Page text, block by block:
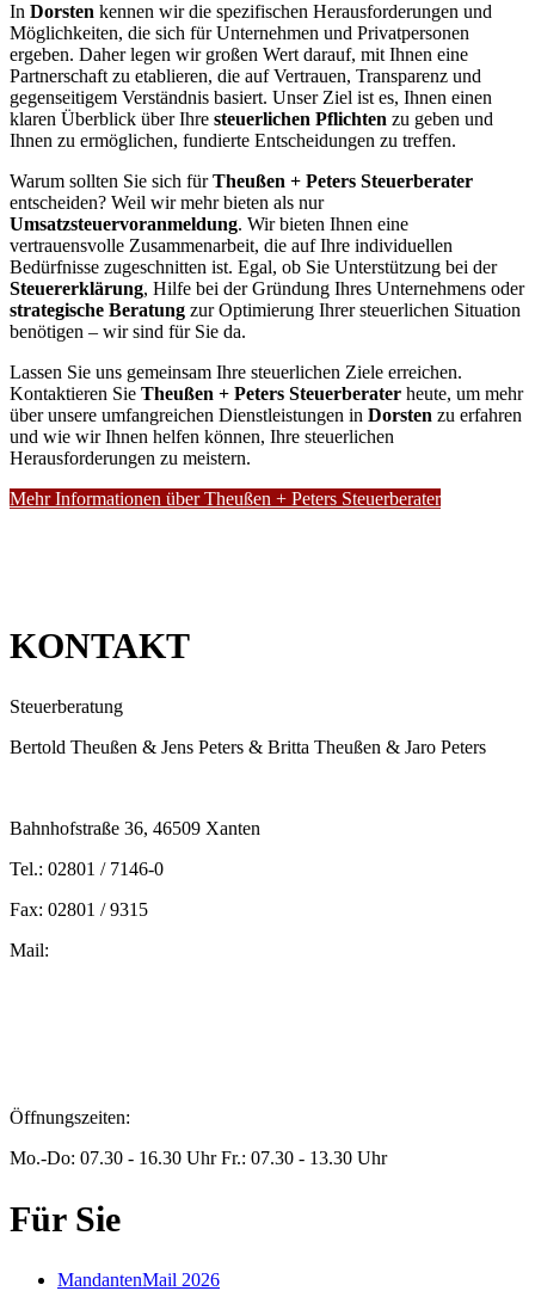
In Dorsten kennen wir die spezifischen Herausforderungen und
Möglichkeiten, die sich für Unternehmen und Privatpersonen
ergeben. Daher legen wir großen Wert darauf, mit Ihnen eine
Partnerschaft zu etablieren, die auf Vertrauen, Transparenz und
gegenseitigem Verständnis basiert. Unser Ziel ist es, Ihnen einen
klaren Überblick über Ihre steuerlichen Pflichten zu geben und
Ihnen zu ermöglichen, fundierte Entscheidungen zu treffen.
Warum sollten Sie sich fürTheußen + Peters Steuerberater
entscheiden? Weil wir mehr bieten als nur
Umsatzsteuervoranmeldung. Wir bieten Ihnen eine
vertrauensvolle Zusammenarbeit, die auf Ihre individuellen
Bedürfnisse zugeschnitten ist. Egal, ob Sie Unterstützung bei der
Steuererklärung, Hilfe bei der Gründung Ihres Unternehmens oder
strategische Beratung zur Optimierung Ihrer steuerlichen Situation
benötigen – wir sind für Sie da.
Lassen Sie uns gemeinsam Ihre steuerlichen Ziele erreichen.
Kontaktieren Sie Theußen + Peters Steuerberater heute, um mehr
über unsere umfangreichen Dienstleistungen in Dorsten zu erfahren
und wie wir Ihnen helfen können, Ihre steuerlichen
Herausforderungen zu meistern.
Mehr Informationen über Theußen + Peters Steuerberater
KONTAKT
Steuerberatung
Bertold Theußen & Jens Peters & Britta Theußen & Jaro Peters
Bahnhofstraße 36, 46509 Xanten
Tel.: 02801 / 7146-0
Fax: 02801 / 9315
Mail:
Öffnungszeiten:
Mo.-Do: 07.30 - 16.30 Uhr Fr.: 07.30 - 13.30 Uhr
Für Sie
MandantenMail 2026